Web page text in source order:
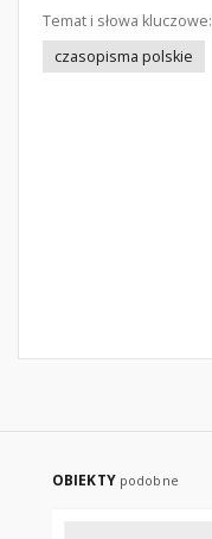
Temat i słowa kluczowe:
czasopisma polskie
OBIEKTY podobne